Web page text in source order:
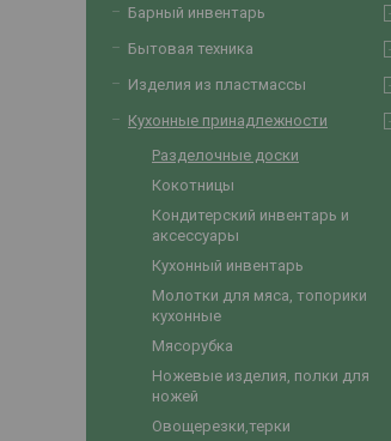
Барный инвентарь
Бытовая техника
Изделия из пластмассы
Кухонные принадлежности
Разделочные доски
Кокотницы
Кондитерский инвентарь и
аксессуары
Кухонный инвентарь
Молотки для мяса, топорики
кухонные
Мясорубка
Ножевые изделия, полки для
ножей
Овощерезки,терки